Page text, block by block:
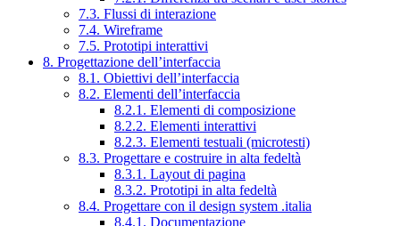
7.3. Flussi di interazione
7.4. Wireframe
7.5. Prototipi interattivi
8. Progettazione dell’interfaccia
8.1. Obiettivi dell’interfaccia
8.2. Elementi dell’interfaccia
8.2.1. Elementi di composizione
8.2.2. Elementi interattivi
8.2.3. Elementi testuali (microtesti)
8.3. Progettare e costruire in alta fedeltà
8.3.1. Layout di pagina
8.3.2. Prototipi in alta fedeltà
8.4. Progettare con il design system .italia
8.4.1. Documentazione